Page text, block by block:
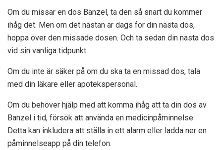
Om du missar en dos Banzel, ta den så snart du kommer
ihåg det. Men om det nästan är dags för din nästa dos,
hoppa över den missade dosen. Och ta sedan din nästa dos
vid sin vanliga tidpunkt.
Om du inte är säker på om du ska ta en missad dos, tala
med din läkare eller apotekspersonal.
Om du behöver hjälp med att komma ihåg att ta din dos av
Banzel i tid, försök att använda en medicinpåminnelse.
Detta kan inkludera att ställa in ett alarm eller ladda ner en
påminnelseapp på din telefon.